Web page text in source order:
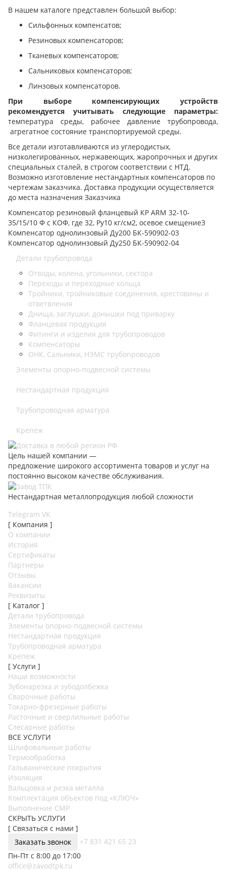
В нашем каталоге представлен большой выбор:
Сильфонных компенсатов;
Резиновых компенсаторов;
Тканевых компенсаторов;
Сальниковых компенсаторов;
Линзовых компенсаторов.
При выборе компенсирующих устройств
рекомендуется учитывать следующие параметры:
температура среды, рабочее давление трубопровода,
агрегатное состояние транспортируемой среды.
Все детали изготавливаются из углеродистых,
низколегированных, нержавеющих, жаропрочных и других
специальных сталей, в строгом соответствии с НТД.
Возможно изготовление нестандартных компенсаторов по
чертежам заказчика. Доставка продукции осуществляется
до места назначения Заказчика
Компенсатор резиновый фланцевый КР ARM 32-10-
35/15/10 Ф с КОФ, где 32, Ру10 кг/см2, осевое смещение3
Компенсатор однолинзовый Ду200 БК-590902-03
Компенсатор однолинзовый Ду250 БК-590902-04
Детали трубопровода
Отводы, колена, угольники, сектора
Переходы и переходные кольца
Тройники, тройниковые соединения, крестовины и
ответвления
Днища, заглушки, донышки под приварку
Фланцевая продукция
Фитинги и изделия для трубопроводов
Компенсаторы
ОНК, Сальники, НЭМС трубопроводов
Элементы опорно-подвесной системы
Нестандартная продукция
Трубопроводная арматура
Крепеж
Цель нашей компании —
предложение широкого ассортимента товаров и услуг на
постоянно высоком качестве обслуживания.
Нестандартная металлопродукция любой сложности
Telegram VK
[ Компания ]
О компании
История
Сертификаты
Партнеры
Отзывы
Вакансии
Реквизиты
[ Каталог ]
Детали трубопровода
Элементы опорно-подвесной системы
Нестандартная продукция
Трубопроводная арматура
Крепеж
[ Услуги ]
Наши возможности
Зубонарезка и зубодолбежка
Сварочные работы
Токарно-фрезерные работы
Расточные и сверлильные работы
Слесарные работы
ВСЕ УСЛУГИ
Шлифовальные работы
Термообработка
Гальванические покрытия
Изоляция
Вальцовка и резка металла
Комплектация объектов под «КЛЮЧ»
Выполнение СМР
СКРЫТЬ УСЛУГИ
[ Связаться с нами ]
Заказать звонок
+7 831 421 65 23
Пн-Пт с 8:00 до 17:00
office@zavodtpk.ru